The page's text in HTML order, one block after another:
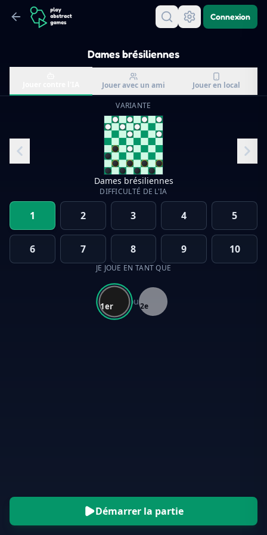
Connexion
Dames brésiliennes
Jouer avec un ami
Jouer en local
VARIANTE
Dames brésiliennes
DIFFICULTÉ DE L'IA
1 2 3 4 5
6 7 8 9 10
JE JOUE EN TANT QUE
1er ou2e
Démarrer la partie